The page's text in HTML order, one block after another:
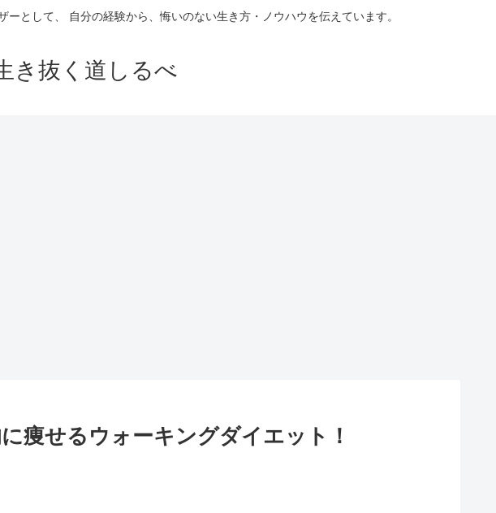
として、 自分の経験から、悔いのない生き方・ノウハウを伝えています。
き抜く道しるべ
痩せるウォーキングダイエット！